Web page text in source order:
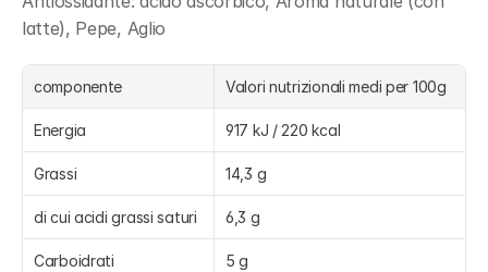
latte), Pepe, Aglio
componente Valori nutrizionali medi per 100g
Energia 917 kJ / 220 kcal
Grassi 14,3 g
di cui acidi grassi saturi 6,3 g
Carboidrati 5 g